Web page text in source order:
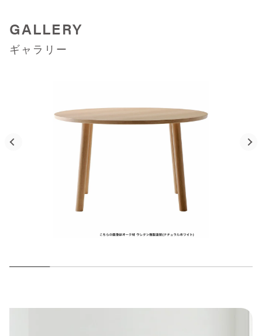
GALLERY
ギャラリー